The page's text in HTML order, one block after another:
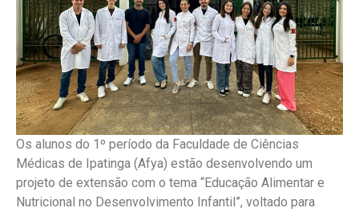
Os alunos do 1º período da Faculdade de Ciências
Médicas de Ipatinga (Afya) estão desenvolvendo um
projeto de extensão com o tema “Educação Alimentar e
Nutricional no Desenvolvimento Infantil”, voltado para